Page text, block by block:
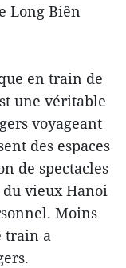
Long Biên
en train de
une véritable
voyageant
des espaces
de spectacles
vieux Hanoi
Moins
train a